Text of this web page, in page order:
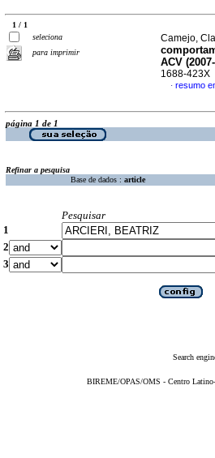
1 / 1
seleciona
para imprimir
Camejo,
ACV
1688-423X
· resumo
página 1 de 1
Refinar a pesquisa
Base de dados : article
Pesquisar
1
2
3
Search
BIREME/OPAS/OMS - Centro Latino-